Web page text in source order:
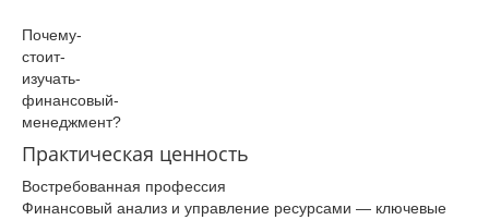
Почему­
стоит­
изучать­
финансовый­
менеджмент­?
Практическая ценность
Востребованная профессия
Финансовый анализ и управление ресурсами — ключевые